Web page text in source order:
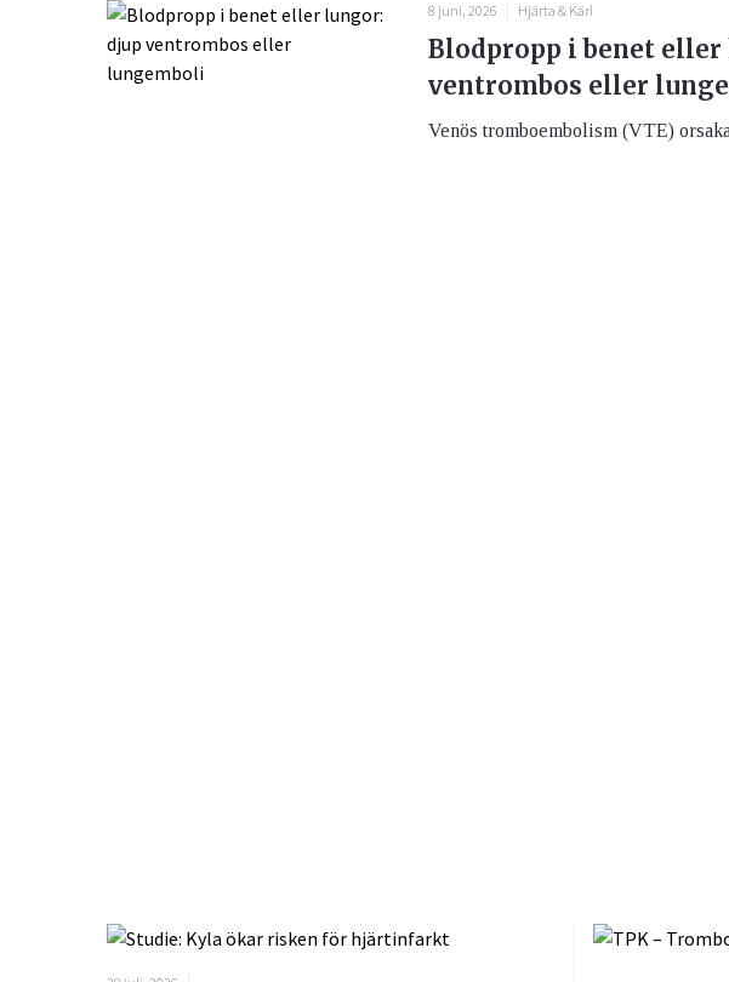
8 juni, 2026 Hjärta & Kärl
Blodpropp i benet
ventrombos eller
Venös tromboembolism (VTE)